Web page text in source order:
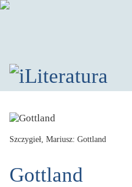
SPISOVATELÉ
KNIHY
Szczygieł, Mariusz: Gottland
Gottland